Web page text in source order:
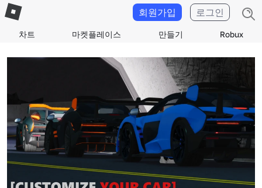
차트 마켓플레이스 만들기 Robux
회원가입 로그인